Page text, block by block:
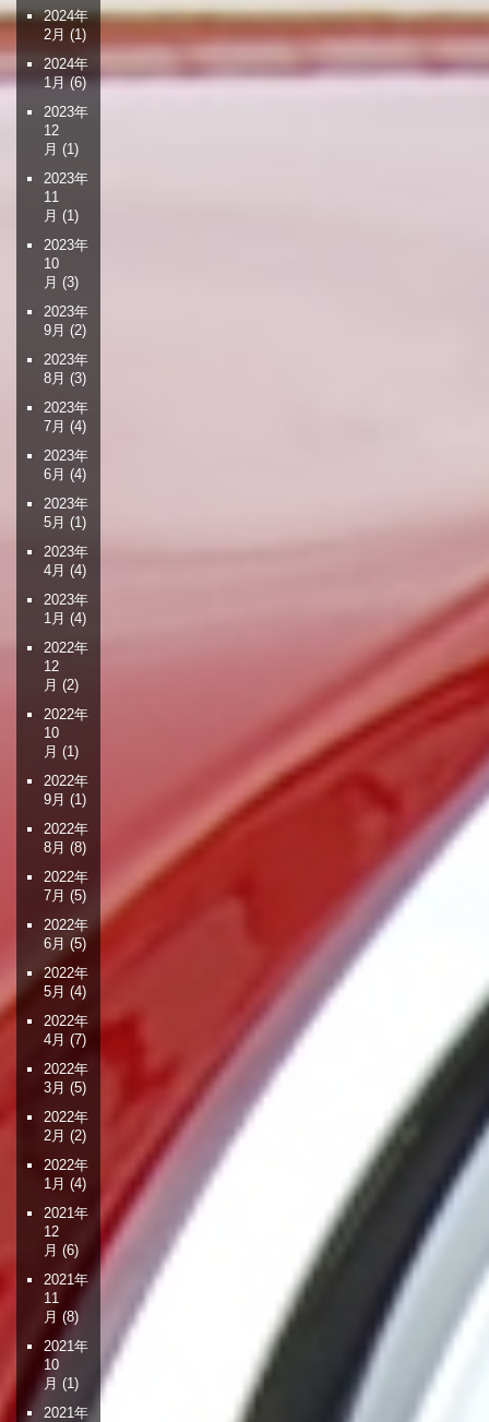
2024年
2月 (1)
2024年
1月(6)
2023年
12
月 (1)
2023年
11
月 (1)
2023年
10
月 (3)
2023年
9月 (2)
2023年
8月 (3)
2023年
7月 (4)
2023年
6月 (4)
2023年
5月 (1)
2023年
4月 (4)
2023年
1月 (4)
2022年
12
月 (2)
2022年
10
月 (1)
2022年
9月 (1)
2022年
8月 (8)
2022年
7月 (5)
2022年
6月 (5)
2022年
5月 (4)
2022年
4月 (7)
2022年
3月 (5)
2022年
2月 (2)
2022年
1月 (4)
2021年
12
月 (6)
2021年
11
月 (8)
2021年
10
月 (1)
2021年